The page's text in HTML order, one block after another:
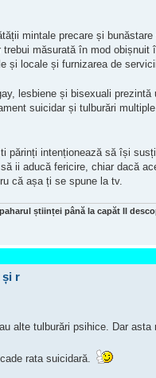
mintale precare și
măsurată în mod
și locale și furnizarea de servicii.
lesbiene și bisexuali
suicidar și tulburări
intenționează să își
ii aducă fericire, chiar dacă
că așa ți se spune la tv.
științei până la capăt Il
și r
alte tulburări psihice. Dar
rata suicidară.